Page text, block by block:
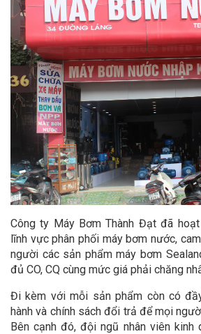
Công ty Máy Bơm Thành Đạt đã
lĩnh vực phân phối máy bơm nước,
người các sản phẩm máy bơm
đủ CO, CQ cùng mức giá phải chăng
Đi kèm với mỗi sản phẩm còn có
hành và chính sách đổi trả để mọi
Bên cạnh đó, đội ngũ nhân viên kinh